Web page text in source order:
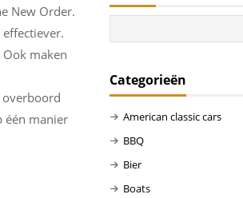
New Order.
maken
overboord
één manier
Categorieën
American classic cars
BBQ
Bier
Boats